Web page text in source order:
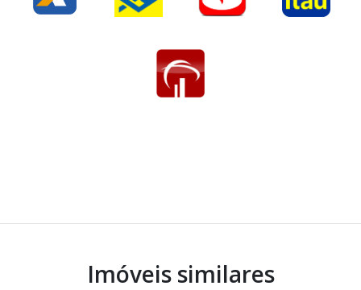
Imóveis similares